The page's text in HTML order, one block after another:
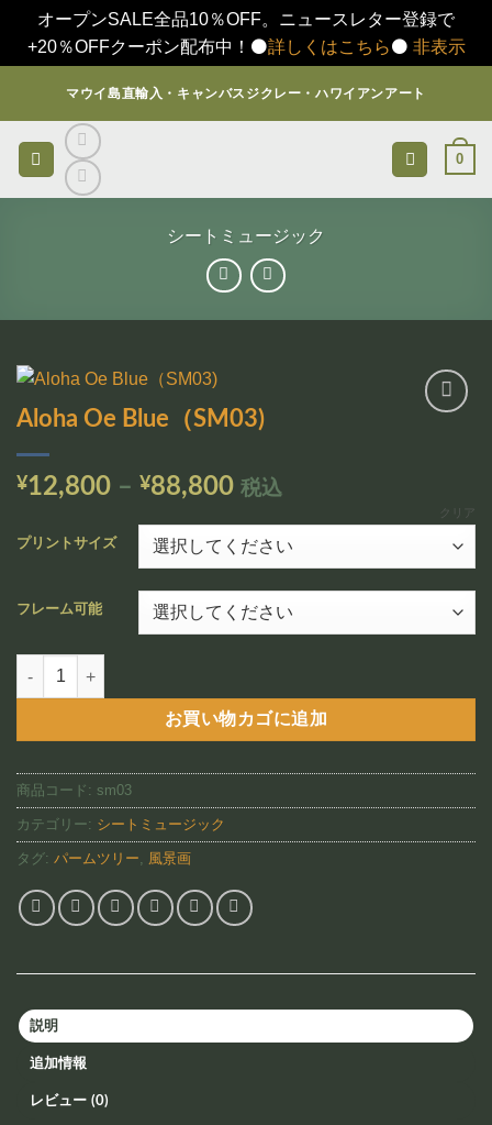
オープンSALE全品10％OFF。ニュースレター登録で
+20％OFFクーポン配布中！⚫️詳しくはこちら⚫️ 非表示
マウイ島直輸入・キャンバスジクレー・ハワイアンアート
0
シートミュージック
Aloha Oe Blue（SM03)
¥12,800 – ¥88,800価
帯:
¥12,800
–
¥88,800
税込
プリントサイズ
フレーム可能
クリア
Aloha Oe Blue（SM03)個
お買い物カゴに追加
商品コード: sm03
カテゴリー: シートミュージック
タグ: パームツリー, 風景画
説明
追加情報
レビュー (0)